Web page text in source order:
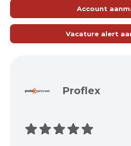
Account
Vacature alert
Proflex